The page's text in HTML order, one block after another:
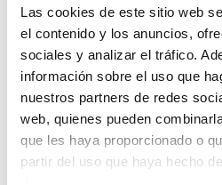
Las cookies de este sitio web
el contenido y los anuncios,
sociales y analizar el tráfico.
información sobre el uso que
nuestros partners de redes
web, quienes pueden
que les haya proporcionado o
partir del uso que haya hecho
¿Has olvidado tu contraseña?